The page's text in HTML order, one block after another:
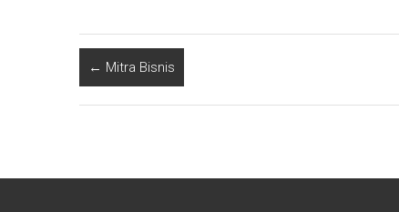
← Mitra Bisnis